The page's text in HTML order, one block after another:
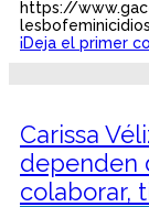
https://
¡Deja el primer
Carissa
dependen
colaborar,